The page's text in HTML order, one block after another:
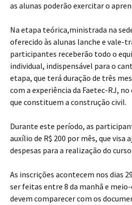
as alunas poderão exercitar o
Na etapa teórica,ministrada na
oferecido às alunas lanche e vale-
participantes receberão todo o
individual, indispensável para o
etapa, que terá duração de três
com a experiência da Faetec-RJ,
que constituem a construção civil.
Durante este período, as
auxílio de R$ 200 por mês, que visa
despesas para a realização do curso.
As inscrições acontecem nos dias
ser feitas entre 8 da manhã e
devem comparecer com os